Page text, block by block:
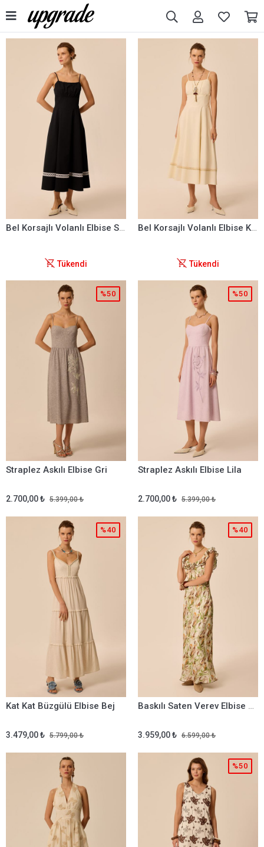
Bel Korsajlı Volanlı Elbise Siyah
Tükendi
Bel Korsajlı Volanlı Elbise Krem
Tükendi
Straplez Askılı Elbise Gri
2.700,00 ₺ 5.399,00 ₺
%50
Straplez Askılı Elbise Lila
2.700,00 ₺ 5.399,00 ₺
%50
Kat Kat Büzgülü Elbise Bej
3.479,00 ₺ 5.799,00 ₺
%40
Baskılı Saten Verev Elbise Multi
3.959,00 ₺ 6.599,00 ₺
%40
%50